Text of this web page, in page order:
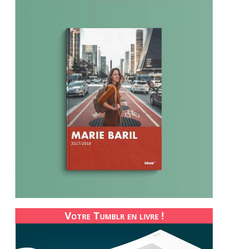
Votre Tumblr en livre !